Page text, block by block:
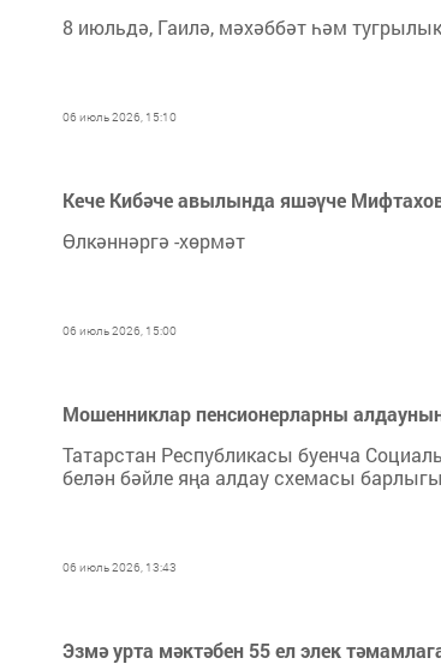
8 июльдә, Гаилә, мәхәббәт һәм
06 июль 2026, 15:10
Кече Кибәче авылында яшәүче
Өлкәннәргә -хөрмәт
06 июль 2026, 15:00
Мошенниклар пенсионерларны
Татарстан Республикасы буенча
белән бәйле яңа алдау схемасы
06 июль 2026, 13:43
Эзмә урта мәктәбен 55 ел элек